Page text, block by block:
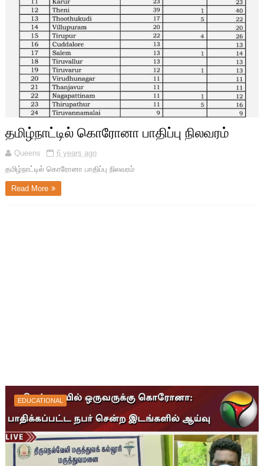
தமிழ்நாட்டில் கொரோனா பாதிப்பு நிலவரம்
Queens
6 years ago
தமிழ்நாட்டில் கொரோனா பாதிப்பு நிலவரம்
Read More
EDUCATIONAL